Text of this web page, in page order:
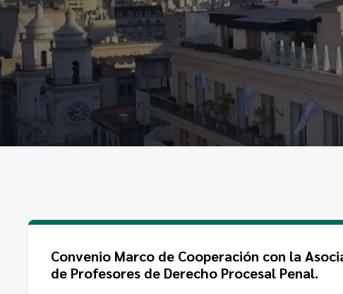
Convenio Marco de Cooperación con la
de Profesores de Derecho Procesal Penal.